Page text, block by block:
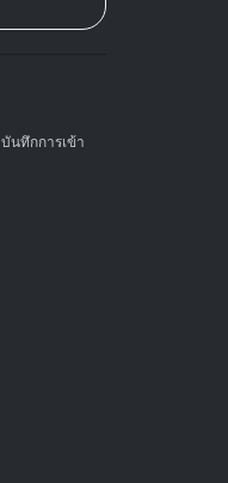
บันทึกการเข้า